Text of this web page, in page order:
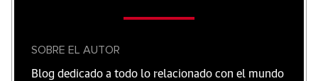
SOBRE EL AUTOR
Blog dedicado a todo lo relacionado con el mundo